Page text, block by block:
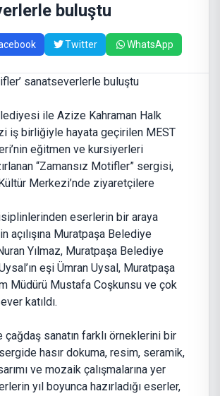
buluştu
Twitter WhatsApp
ile Azize Kahraman Halk
iş birliğiyle hayata geçirilen MEST
eğitmen ve kursiyerleri
“Zamansız Motifler” sergisi,
Merkezi’nde ziyaretçilere
eserlerin bir araya
açılışına Muratpaşa Belediye
Yılmaz, Muratpaşa Belediye
eşi Ümran Uysal, Muratpaşa
Müdürü Mustafa Coşkunsu ve çok
katıldı.
sanatın farklı örneklerini bir
hasır dokuma, resim, seramik,
ve mozaik çalışmalarına yer
yıl boyunca hazırladığı eserler,